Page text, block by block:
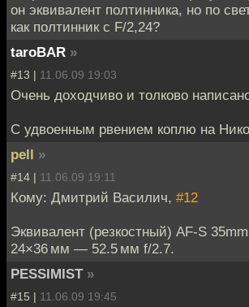
он эквивалент полтинника, но по
как полтинник с F/2,24?
taroBAR »
#13 | 11.06.09 19:03
Очень доходчиво и толково
С удвоенным рвением коплю на
pell »
#14 | 11.06.09 19:11
Кому: Дмитрий Василич, #12
Эквивалент (резкостный) AF-S
24×36 мм — 52.5 мм f/2.7.
PESSIMIST »
#15 | 11.06.09 19:45